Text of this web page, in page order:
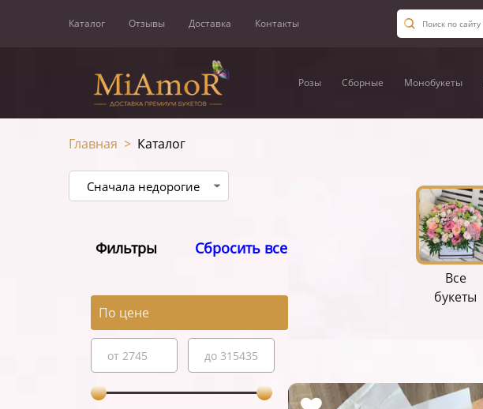
Каталог Отзывы Доставка Контакты
Розы Сборные Монобукеты
Главная > Каталог
Фильтры Сбросить все
По цене
Все
букеты